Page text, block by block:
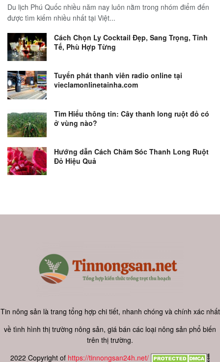
Du lịch Phú Quốc nhiều năm nay luôn nằm trong nhóm điểm đến
được tìm kiếm nhiều nhất tại Việt...
Cách Chọn Ly Cocktail Đẹp, Sang Trọng, Tinh
Tế, Phù Hợp Từng
Tuyển phát thanh viên radio online tại
vieclamonlinetainha.com
Tìm Hiểu thông tin: Cây thanh long ruột đỏ có
ở vùng nào?
Hướng dẫn Cách Chăm Sóc Thanh Long Ruột
Đỏ Hiệu Quả
Tin nông sản là trang tổng hợp chi tiết, nhanh chóng và chính xác nhất
về tình hình thị trường nông sản, giá bán các loại nông sản phổ biến
trên thị trường.
2022 Copyright of https://tinnongsan24h.net/